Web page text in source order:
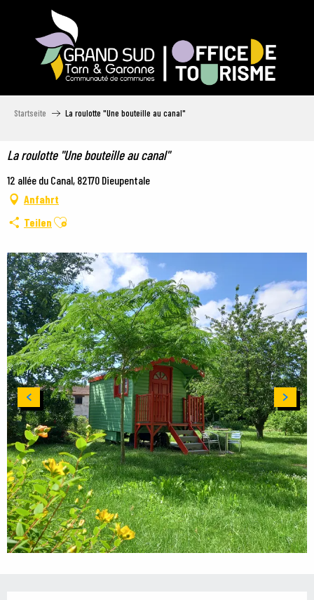
Startseite La roulotte "Une bouteille au canal"
La roulotte "Une bouteille au canal"
12 allée du Canal, 82170 Dieupentale
Anfahrt
Teilen Ajouter aux favoris